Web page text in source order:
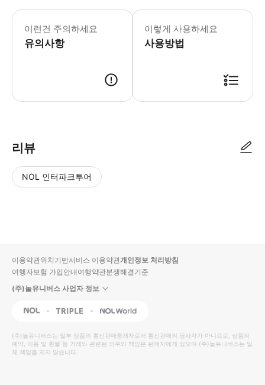
이런건 주의하세요
유의사항
이렇게 사용하세요
사용방법
리뷰
NOL 인터파크투어
입니
다.
높
은
순
동
영
상
순
상
이용약관위치기반서비스 이용약관개인정보 처리방침
여행자보험 가입안내여행약관분쟁해결기준
(주)놀유니버스 사업자 정보
NOL Triple Interpark Global
(주)놀유니버스는 일부 상품의 통신판매중개자로서 통신판매의 당사자가 아니므로, 상품의
예약, 이용 및 환불 등 거래와 관련된 의무와 책임은 판매자에게 있으며 (주)놀유니버스는 일
체 책임을 지지 않습니다.